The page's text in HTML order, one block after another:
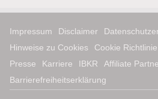
Impressum Disclaimer
Hinweise zu Cookies
Cookie Richtlinie
Presse
Karriere IBKR
Affiliate
Barrierefreiheitserklärung